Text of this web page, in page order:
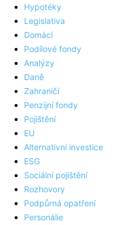
Hypotéky
Legislativa
Domácí
Podílové fondy
Analýzy
Daně
Zahraničí
Penzijní fondy
Pojištění
EU
Alternativní investice
ESG
Sociální pojištění
Rozhovory
Podpůrná opatření
Personálie